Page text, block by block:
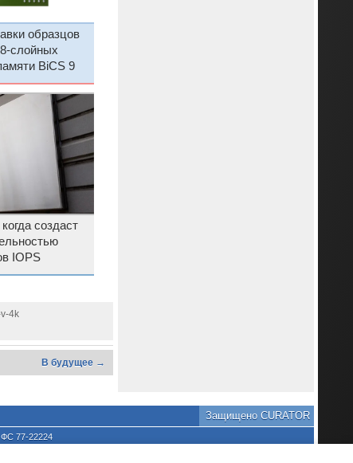
образцов
слойных
BiCS 9
создаст
IOPS
4k
В будущее →
Защищено CURATOR
ФС 77-22224